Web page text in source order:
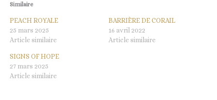
Similaire
PEACH ROYALE
25 mars 2025
Article similaire
BARRIÈRE DE CORAIL
16 avril 2022
Article similaire
SIGNS OF HOPE
27 mars 2025
Article similaire